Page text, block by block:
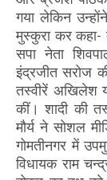
गया लेकिन
मुस्कुरा कर कहा-
सपा नेता
इंद्रजीत सरोज
तस्वीरें अखिलेश
कीं। शादी की
मौर्य ने सोशल
गोमतीनगर में
विधायक राम